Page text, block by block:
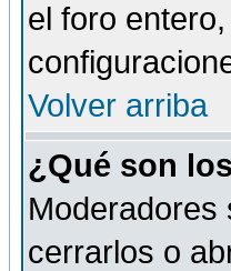
el foro
Volver arriba
¿Qué son
Moderadores
cerrarlos o